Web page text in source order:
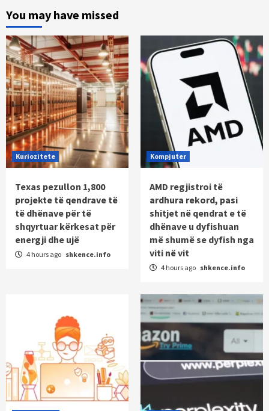
You may have missed
Kuriozitete
Texas pezullon 1,800
projekte të qendrave të
të dhënave për të
shqyrtuar kërkesat për
energji dhe ujë
4 hours ago shkence.info
Kompjuter
AMD regjistroi të
ardhura rekord, pasi
shitjet në qendrat e të
dhënave u dyfishuan
më shumë se dyfish nga
viti në vit
4 hours ago shkence.info